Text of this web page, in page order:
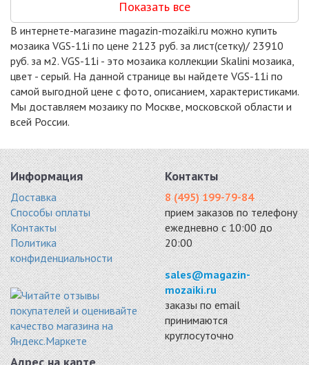
Показать все
В интернете-магазине magazin-mozaiki.ru можно купить
мозаика VGS-11i по цене 2123 руб. за лист(сетку)/ 23910
руб. за м2. VGS-11i - это мозаика коллекции Skalini мозаика,
цвет - серый. На данной странице вы найдете VGS-11i по
самой выгодной цене с фото, описанием, характеристиками.
Мы доставляем мозаику по Москве, московской области и
всей России.
Информация
Доставка
Способы оплаты
Контакты
Политика
конфиденциальности
Контакты
8 (495) 199-79-84
прием заказов по телефону
ежедневно с 10:00 до
20:00
sales@magazin-
mozaiki.ru
заказы по email
принимаются
круглосуточно
Адрес на карте